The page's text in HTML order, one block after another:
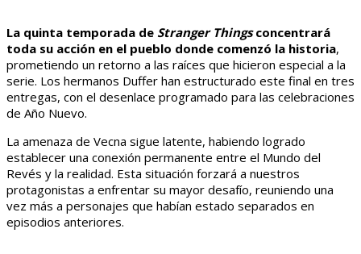
La quinta temporada de Stranger Thingsconcentrará
toda su acción en el pueblo donde comenzó la historia,
prometiendo un retorno a las raíces que hicieron especial a la
serie. Los hermanos Duffer han estructurado este final en tres
entregas, con el desenlace programado para las celebraciones
de Año Nuevo.
La amenaza de Vecna sigue latente, habiendo logrado
establecer una conexión permanente entre el Mundo del
Revés y la realidad. Esta situación forzará a nuestros
protagonistas a enfrentar su mayor desafío, reuniendo una
vez más a personajes que habían estado separados en
episodios anteriores.